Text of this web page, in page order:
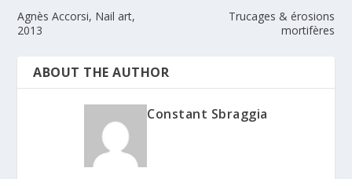
Agnès Accorsi, Nail art,
2013
Trucages & érosions
mortifères
ABOUT THE AUTHOR
Constant Sbraggia